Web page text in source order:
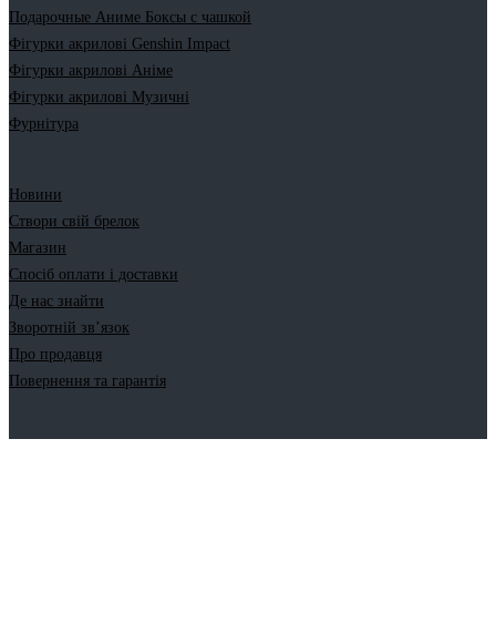
Подарочные Аниме Боксы с чашкой
Фігурки акрилові Genshin Impact
Фігурки акрилові Аніме
Фігурки акрилові Музичні
Фурнітура
Новини
Створи свій брелок
Магазин
Спосіб оплати і доставки
Де нас знайти
Зворотній зв’язок
Про продавця
Повернення та гарантія